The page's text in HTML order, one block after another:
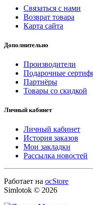
Связаться с нами
Возврат товара
Карта сайта
Дополнительно
Производители
Подарочные
Партнёры
Товары со скидкой
Личный кабинет
Личный кабинет
История заказов
Мои закладки
Рассылка новостей
Работает на ocStore
Simlotok © 2026